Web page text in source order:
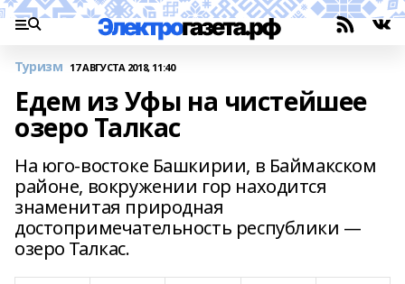
Туризм 17 АВГУСТА 2018, 11:40
Едем из Уфы на чистейшее
озеро Талкас
На юго-востоке Башкирии, в Баймакском
районе, вокружении гор находится
знаменитая природная
достопримечательность республики —
озеро Талкас.